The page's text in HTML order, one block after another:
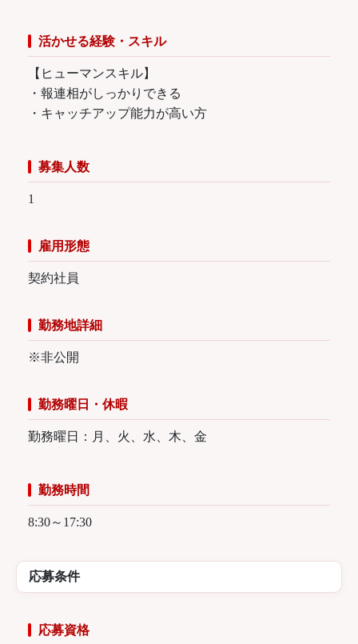
活かせる経験・スキル
【ヒューマンスキル】
・報連相がしっかりできる
・キャッチアップ能力が高い方
募集人数
1
雇用形態
契約社員
勤務地詳細
※非公開
勤務曜日・休暇
勤務曜日：月、火、水、木、金
勤務時間
8:30～17:30
応募条件
応募資格